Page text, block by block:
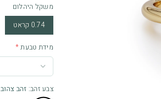
משקל היהלום
0.74 קראט
מידת טבעת*
צבע זהב: זהב צהוב